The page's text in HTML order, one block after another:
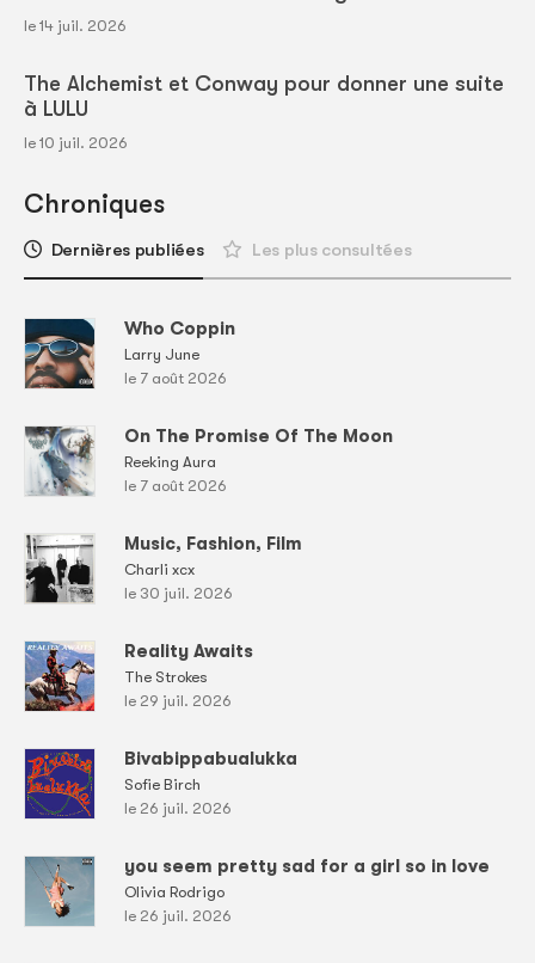
le 14 juil. 2026
The Alchemist et Conway pour donner une suite
à LULU
le 10 juil. 2026
Chroniques
Dernières publiées Les plus consultées
Who Coppin
Larry June
le 7 août 2026
On The Promise Of The Moon
Reeking Aura
le 7 août 2026
Music, Fashion, Film
Charli xcx
le 30 juil. 2026
Reality Awaits
The Strokes
le 29 juil. 2026
Bivabippabualukka
Sofie Birch
le 26 juil. 2026
you seem pretty sad for a girl so in love
Olivia Rodrigo
le 26 juil. 2026